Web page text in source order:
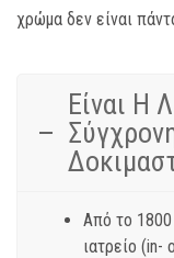
χρώμα δεν είναι
Είναι Η
Από το 1800
ιατρείο (in-